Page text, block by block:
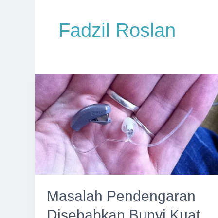
Fadzil Roslan
Masalah Pendengaran
Disebabkan Bunyi Kuat